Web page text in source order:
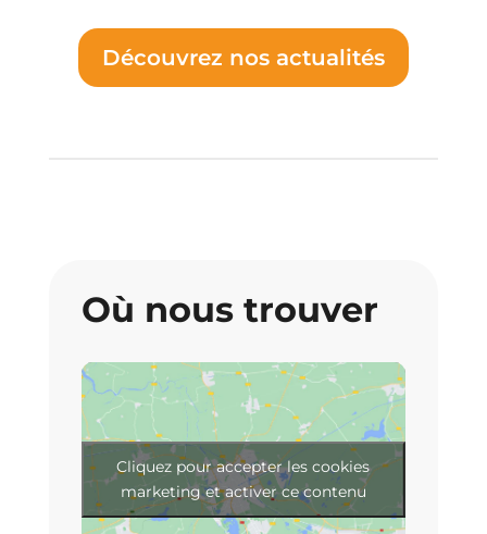
Découvrez nos actualités
Où nous trouver
Cliquez pour accepter les cookies
marketing et activer ce contenu